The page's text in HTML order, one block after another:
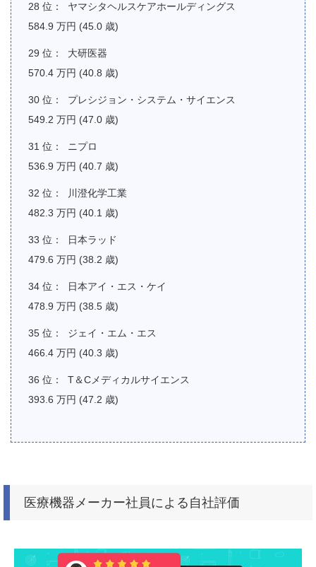
ヤマシタヘルスケアホールディングス
584.9 万円 (45.0 歳)
大研医器
570.4 万円 (40.8 歳)
プレシジョン・システム・サイエンス
549.2 万円 (47.0 歳)
ニプロ
536.9 万円 (40.7 歳)
川澄化学工業
482.3 万円 (40.1 歳)
日本ラッド
479.6 万円 (38.2 歳)
日本アイ・エス・ケイ
478.9 万円 (38.5 歳)
ジェイ・エム・エス
466.4 万円 (40.3 歳)
T＆Cメディカルサイエンス
393.6 万円 (47.2 歳)
医療機器メーカー社員による自社評価